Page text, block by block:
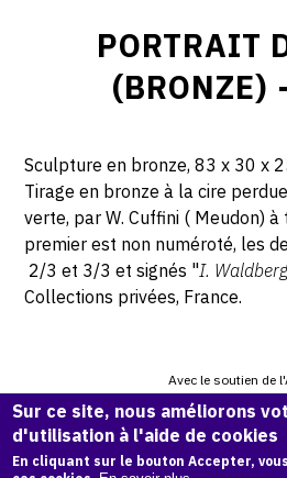
PORTRAIT
(BRONZE)
Sculpture en bronze, 83 x 30 x
Tirage en bronze à la cire
verte, par W. Cuffini ( Meudon)
premier est non numéroté, les
2/3 et 3/3 et signés "I.
Collections privées, France.
Avec le soutien de
CITER CETTE
Sur ce site, nous améliorons
d'utilisation à l'aide de cookies
En cliquant sur le bouton Accepter,